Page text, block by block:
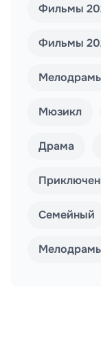
Фильмы
Фильмы
Мюзикл
Драма
Семейный